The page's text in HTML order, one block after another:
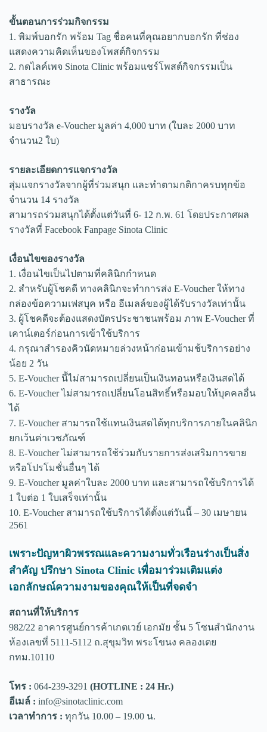
ขั้นตอนการร่วมกิจกรรม
1. พิมพ์บอกรัก พร้อม Tag ชื่อคนที่คุณอยากบอกรัก ที่ช่อง
แสดงความคิดเห็นของโพสต์กิจกรรม
2. กดไลค์เพจ Sinota Clinic พร้อมแชร์โพสต์กิจกรรมเป็น
สาธารณะ
รางวัล
มอบรางวัล e-Voucher มูลค่า 4,000 บาท (ใบละ 2000 บาท
จำนวน2 ใบ)
รายละเอียดการแจกรางวัล
สุ่มแจกรางวัลจากผู้ที่ร่วมสนุก และทำตามกติกาครบทุกข้อ
จำนวน 14 รางวัล
สามารถร่วมสนุกได้ตั้งแต่วันที่ 6- 12 ก.พ. 61 โดยประกาศผล
รางวัลที่ Facebook Fanpage Sinota Clinic
เงื่อนไขของรางวัล
1. เงื่อนไขเป็นไปตามที่คลินิกกำหนด
2. สำหรับผู้โชคดี ทางคลินิกจะทำการส่ง E-Voucher ให้ทาง
กล่องข้อความเฟสบุค หรือ อีเมลล์ของผู้ได้รับรางวัลเท่านั้น
3. ผู้โชคดีจะต้องแสดงบัตรประชาชนพร้อม ภาพ E-Voucher ที่
เคาน์เตอร์ก่อนการเข้าใช้บริการ
4. กรุณาสำรองคิวนัดหมายล่วงหน้าก่อนเข้ามช้บริการอย่าง
น้อย 2 วัน
5. E-Voucher นี้ไม่สามารถเปลี่ยนเป็นเงินทอนหรือเงินสดได้
6. E-Voucher ไม่สามารถเปลี่ยนโอนสิทธิ์หรือมอบให้บุคคลอื่น
ได้
7. E-Voucher สามารถใช้แทนเงินสดได้ทุกบริการภายในคลินิก
ยกเว้นค่าเวชภัณฑ์
8. E-Voucher ไม่สามารถใช้ร่วมกับรายการส่งเสริมการขาย
หรือโปรโมชั่นอื่นๆ ได้
9. E-Voucher มูลค่าใบละ 2000 บาท และสามารถใช้บริการได้
1 ใบต่อ 1 ใบเสร็จเท่านั้น
10. E-Voucher สามารถใช้บริการได้ตั้งแต่วันนี้ – 30 เมษายน
2561
เพราะปัญหาผิวพรรณและความงามทั่วเรือนร่างเป็นสิ่ง
สำคัญ ปรึกษา Sinota Clinic เพื่อมาร่วมเติมแต่ง
เอกลักษณ์ความงามของคุณให้เป็นที่จดจำ
สถานที่ให้บริการ
982/22 อาคารศูนย์การค้าเกตเวย์ เอกมัย ชั้น 5 โซนสำนักงาน
ห้องเลขที่ 5111-5112 ถ.สุขุมวิท พระโขนง คลองเตย
กทม.10110
โทร : 064-239-3291 (HOTLINE : 24 Hr.)
อีเมล์ : info@sinotaclinic.com
เวลาทำการ : ทุกวัน 10.00 – 19.00 น.